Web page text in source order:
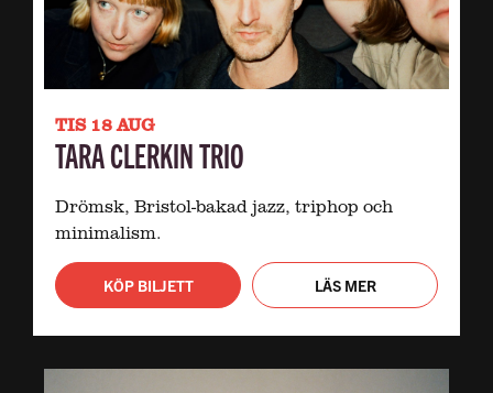
TIS 18 AUG
TARA CLERKIN TRIO
Drömsk, Bristol-bakad jazz, triphop och
minimalism.
KÖP BILJETT LÄS MER